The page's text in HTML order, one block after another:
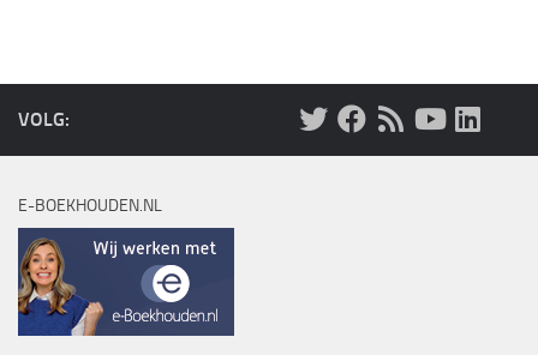
VOLG:
E-BOEKHOUDEN.NL